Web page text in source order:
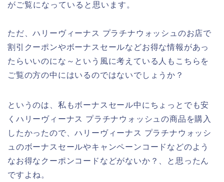
がご覧になっていると思います。
ただ、ハリーヴィーナス プラチナウォッシュのお店で
割引クーポンやボーナスセールなどお得な情報があっ
たらいいのにな～という風に考えている人もこちらを
ご覧の方の中にはいるのではないでしょうか？
というのは、私もボーナスセール中にちょっとでも安
くハリーヴィーナス プラチナウォッシュの商品を購入
したかったので、ハリーヴィーナス プラチナウォッシ
ュのボーナスセールやキャンペーンコードなどのよう
なお得なクーポンコードなどがないか？、と思ったん
ですよね。